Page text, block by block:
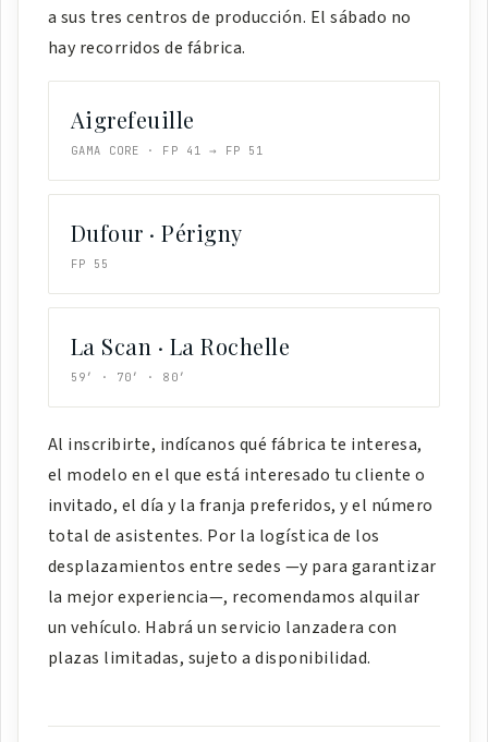
a sus tres centros de producción. El sábado no
hay recorridos de fábrica.
Aigrefeuille
GAMA CORE · FP 41 → FP 51
Dufour · Périgny
FP 55
La Scan · La Rochelle
59′ · 70′ · 80′
Al inscribirte, indícanos qué fábrica te interesa,
el modelo en el que está interesado tu cliente o
invitado, el día y la franja preferidos, y el número
total de asistentes. Por la logística de los
desplazamientos entre sedes —y para garantizar
la mejor experiencia—, recomendamos alquilar
un vehículo. Habrá un servicio lanzadera con
plazas limitadas, sujeto a disponibilidad.